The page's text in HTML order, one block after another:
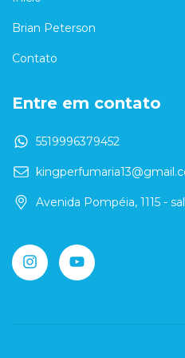
Brian Peterson
Contato
Entre em contato
5519996379452
Avenida Pompéia, 1115 -